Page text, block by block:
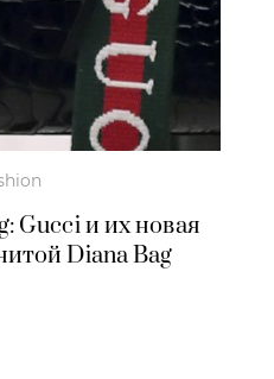
Gucci и их новая
Diana Bag